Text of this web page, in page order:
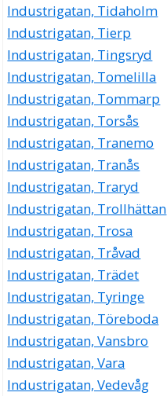
Industrigatan, Tidaholm
Industrigatan, Tierp
Industrigatan, Tingsryd
Industrigatan, Tomelilla
Industrigatan, Tommarp
Industrigatan, Torsås
Industrigatan, Tranemo
Industrigatan, Tranås
Industrigatan, Traryd
Industrigatan, Trollhättan
Industrigatan, Trosa
Industrigatan, Tråvad
Industrigatan, Trädet
Industrigatan, Tyringe
Industrigatan, Töreboda
Industrigatan, Vansbro
Industrigatan, Vara
Industrigatan, Vedevåg